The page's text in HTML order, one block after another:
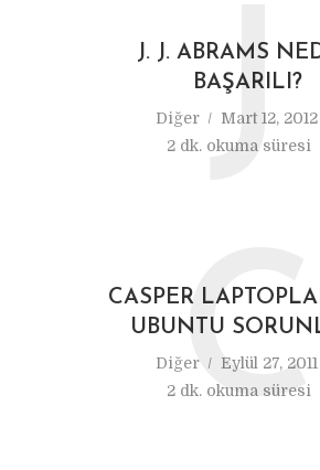
J. J. ABRAMS
BAŞARILI?
Diğer
Mart 12, 2012
2 dk. okuma süresi
J
CASPER
UBUNTU
Diğer
Eylül 27, 2011
2 dk. okuma süresi
C